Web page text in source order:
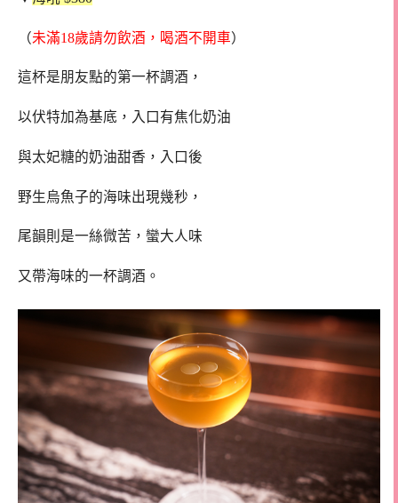
（未滿18歲請勿飲酒，喝酒不開車）
這杯是朋友點的第一杯調酒，
以伏特加為基底，入口有焦化奶油
與太妃糖的奶油甜香，入口後
野生烏魚子的海味出現幾秒，
尾韻則是一絲微苦，蠻大人味
又帶海味的一杯調酒。